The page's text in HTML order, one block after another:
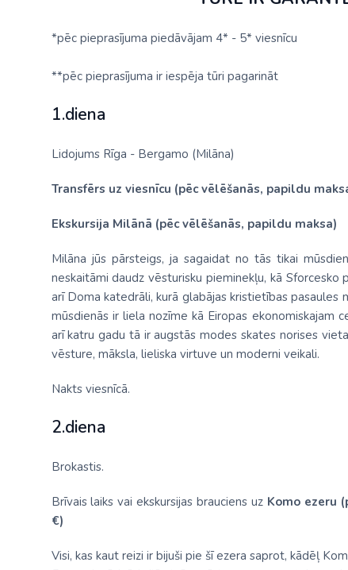
*pēc pieprasījuma piedāvājam 4* - 5* viesnīcu
**pēc pieprasījuma ir iespēja tūri pagarināt
1.diena
Lidojums Rīga - Bergamo (Milāna)
Transfērs uz viesnīcu (pēc vēlēšanās, papildu
Ekskursija Milānā (pēc vēlēšanās, papildu maksa)
Milāna jūs pārsteigs, ja sagaidat no tās tikai
neskaitāmi daudz vēsturisku pieminekļu, kā
arī Doma katedrāli, kurā glabājas kristietības pasaules
mūsdienās ir liela nozīme kā Eiropas ekonomiskajam
arī katru gadu tā ir augstās modes skates norises
vēsture, māksla, lieliska virtuve un moderni veikali.
Nakts viesnīcā.
2.diena
Brokastis.
Brīvais laiks vai ekskursijas brauciens uz Komo ezeru
€)
Visi, kas kaut reizi ir bijuši pie šī ezera saprot, kādēļ